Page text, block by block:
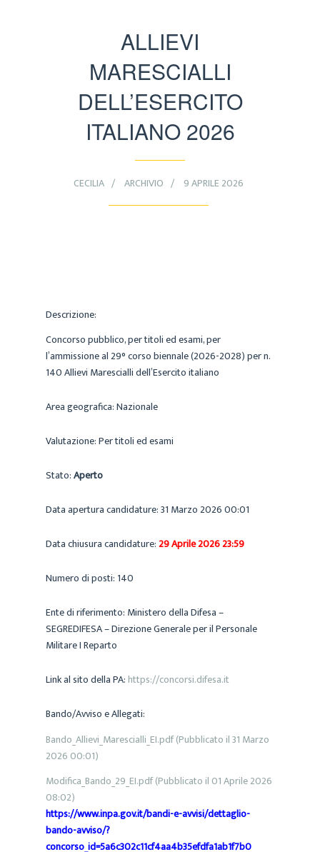
ALLIEVI
MARESCIALLI
DELL’ESERCITO
ITALIANO 2026
CECILIA ARCHIVIO 9 APRILE 2026
Descrizione:
Concorso pubblico, per titoli ed esami, per
l’ammissione al 29° corso biennale (2026-2028) per n.
140 Allievi Marescialli dell’Esercito italiano
Area geografica:Nazionale
Valutazione:Per titoli ed esami
Stato:Aperto
Data apertura candidature:31 Marzo 2026 00:01
Data chiusura candidature:29 Aprile 2026 23:59
Numero di posti: 140
Ente di riferimento: Ministero della Difesa –
SEGREDIFESA – Direzione Generale per il Personale
Militare I Reparto
Link al sito della PA:https://concorsi.difesa.it
Bando/Avviso e Allegati:
Bando_Allievi_Marescialli_EI.pdf (Pubblicato il 31 Marzo
2026 00:01)
Modifica_Bando_29_EI.pdf (Pubblicato il 01 Aprile 2026
08:02)
https://www.inpa.gov.it/bandi-e-avvisi/dettaglio-
bando-avviso/?
concorso_id=5a6c302c11cf4aa4b35efdfa1ab1f7b0